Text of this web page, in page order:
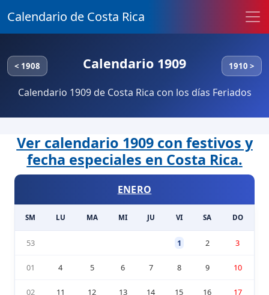
Calendario de Costa Rica
< 1908 Calendario 1909 1910 >
Calendario 1909 de Costa Rica con los días Feriados
Ver calendario 1909 con festivos y
fecha especiales en Costa Rica.
ENERO
SM LU MA MI JU VI SA DO
53 1 2 3
01 4 5 6 7 8 9 10
02 11 12 13 14 15 16 17